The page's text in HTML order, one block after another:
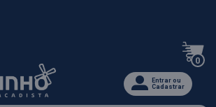
0
Entrar ou
Cadastrar